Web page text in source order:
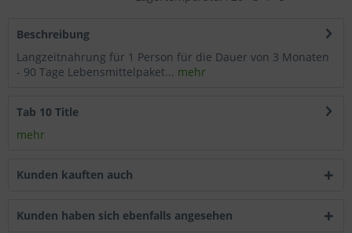
Komfortfunktionen
Statistik & Tracking
Beschreibung
Langzeitnahrung für 1 Person für die Dauer von 3 Monaten
- 90 Tage Lebensmittelpaket... mehr
Tab 10 Title
mehr
Kunden kauften auch
Kunden haben sich ebenfalls angesehen